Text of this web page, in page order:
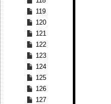
119
120
121
122
123
124
125
126
127